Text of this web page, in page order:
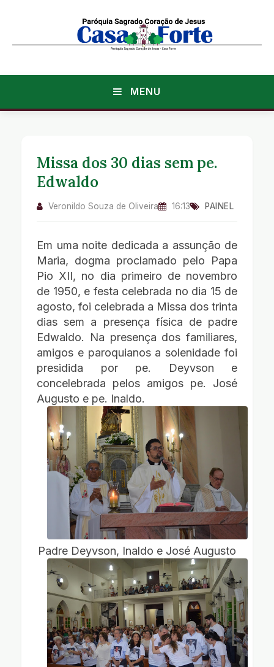
MENU
Missa dos 30 dias sem pe.
Edwaldo
Veronildo Souza de Oliveira 16:13 PAINEL
Em uma noite dedicada a assunção de
Maria, dogma proclamado pelo Papa
Pio XII, no dia primeiro de novembro
de 1950, e festa celebrada no dia 15 de
agosto, foi celebrada a Missa dos trinta
dias sem a presença física de padre
Edwaldo. Na presença dos familiares,
amigos e paroquianos a solenidade foi
presidida por pe. Deyvson e
concelebrada pelos amigos pe. José
Augusto e pe. Inaldo.
Padre Deyvson, Inaldo e José Augusto